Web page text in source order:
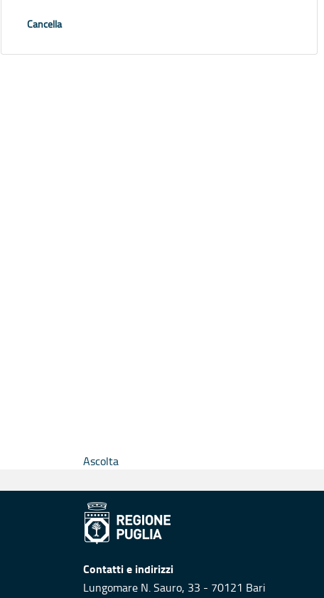
Cancella
Ascolta
Contatti e indirizzi
Lungomare N. Sauro, 33 - 70121 Bari